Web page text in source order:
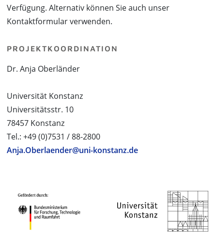
Verfügung. Alternativ können Sie auch unser
Kontaktformular verwenden.
PROJEKTKOORDINATION
Dr. Anja Oberländer
Universität Konstanz
Universitätsstr. 10
78457 Konstanz
Tel.: +49 (0)7531 / 88-2800
Anja.Oberlaender@uni-konstanz.de